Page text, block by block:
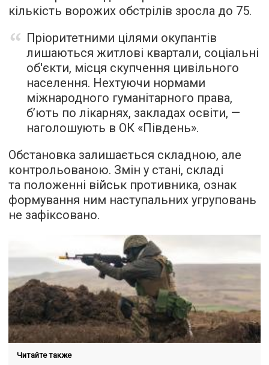
кількість ворожих обстрілів зросла до 75.
Пріоритетними цілями окупантів
лишаються житлові квартали, соціальні
об'єкти, місця скупчення цивільного
населення. Нехтуючи нормами
міжнародного гуманітарного права,
б’ють по лікарнях, закладах освіти, —
наголошують в ОК «Південь».
Обстановка залишається складною, але
контрольованою. Змін у стані, складі
та положенні військ противника, ознак
формування ним наступальних угруповань
не зафіксовано.
Читайте также